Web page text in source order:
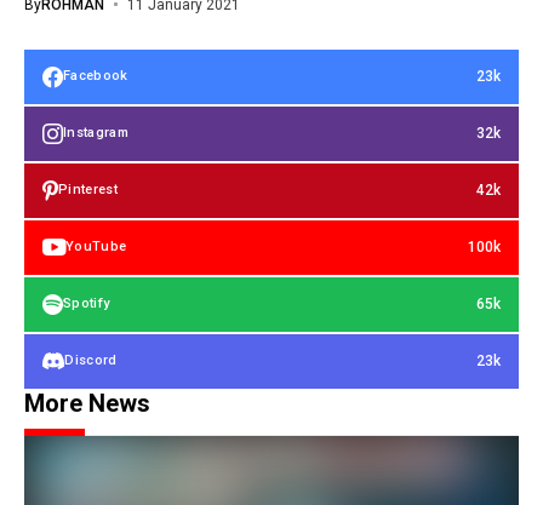
ByROHMAN 11 January 2021
Facebook 23k
Instagram 32k
Pinterest 42k
YouTube 100k
Spotify 65k
Discord 23k
More News